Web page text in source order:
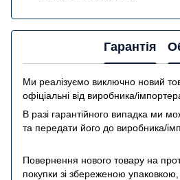
Гарантія
Ми реалізуємо виключно новий
офіціальні від виробника/
В разі гарантійного випадка ми
та передати його до виробника/
Повернення нового товару на
покупки зі збереженою